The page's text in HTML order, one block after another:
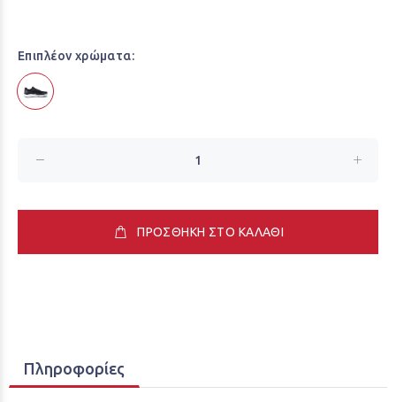
Επιπλέον χρώματα:
ΠΡΟΣΘΗΚΗ ΣΤΟ ΚΑΛΑΘΙ
Πληροφορίες